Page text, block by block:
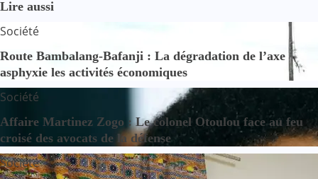
Lire aussi
Société
Route Bambalang-Bafanji : La dégradation de l’axe
asphyxie les activités économiques
Société
Affaire Martinez Zogo : Le colonel Otoulou face au feu
croisé des avocats de la défense
Société